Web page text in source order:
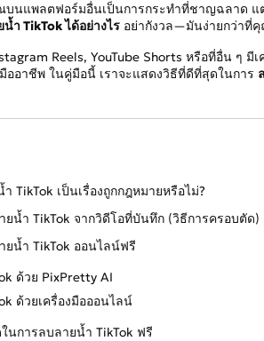
บนแพลตฟอร์มอื่นเป็นการกระทำที่ชาญฉลาด แ
ำ TikTok ได้อย่างไร อย่ากังวล—มันง่ายกว่าที่
Reels, YouTube Shorts หรือที่อื่น ๆ มี
อาชีพ ในคู่มือนี้ เราจะแสดงวิธีที่ดีที่สุดในการ
TikTok เป็นเรื่องถูกกฎหมายหรือไม่?
น้ำ TikTok จากวิดีโอที่บันทึก (วิธีการครอบตัด)
ยน้ำ TikTok ออนไลน์ฟรี
ด้วย PixPretty AI
ด้วยเครื่องมือออนไลน์
นการลบลายน้ำ TikTok ฟรี